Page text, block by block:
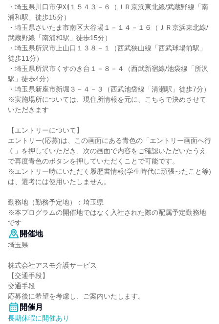
・埼玉県川口市伊刈１５４３－６（ＪＲ京浜東北線/武蔵野線「南
浦和駅」徒歩15分）
・埼玉県さいたま市南区大谷場１－１４－１６（ＪＲ京浜東北線/
武蔵野線「南浦和駅」徒歩15分）
・埼玉県所沢市上山口１３８－１（西武狭山線「西武球場前駅」
徒歩11分）
・埼玉県所沢市くすのき台１－８－４（西武新宿線/池袋線「所沢
駅」徒歩4分）
・埼玉県新座市新堀３－４－３（西武池袋線「清瀬駅」徒歩7分）
※実施場所については、現住所情報を元に、こちらで決めさせて
いただきます
【エントリーについて】
エントリー(応募)は、この画面にある青色の「エントリー画面へ行
く」を押していただき、次の画面で内容をご確認いただいたうえ
で再度青色のボタンを押していただくことで可能です。
※エントリー時にいただく履歴書情報(学生時代に頑張ったこと等)
は、選考には使用いたしません。
勤務地（勤務予定地）：埼玉県
※本プログラムの開催地ではなく入社された際の配属予定勤務地
です
開催地
埼玉県
株式会社アスモ介護サービス
【交通手段】
交通手段
応募後に希望を考慮し、ご案内いたします。
開催月
長期休暇に開催あり